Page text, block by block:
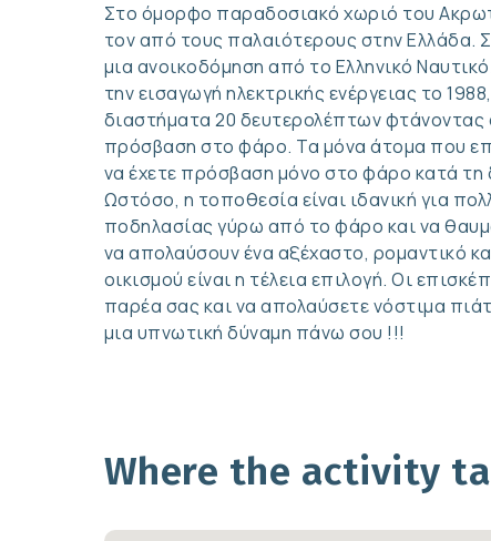
Στο όμορφο παραδοσιακό χωριό του
τον από τους παλαιότερους στην Ελλάδα.
μια ανοικοδόμηση από το Ελληνικό
την εισαγωγή ηλεκτρικής ενέργειας το
διαστήματα 20 δευτερολέπτων φτάνοντας
πρόσβαση στο φάρο. Τα μόνα άτομα που
να έχετε πρόσβαση μόνο στο φάρο κατά τη
Ωστόσο, η τοποθεσία είναι ιδανική για
ποδηλασίας γύρω από το φάρο και να
να απολαύσουν ένα αξέχαστο, ρομαντικό
οικισμού είναι η τέλεια επιλογή. Οι
παρέα σας και να απολαύσετε νόστιμα
μια υπνωτική δύναμη πάνω σου !!!
Where the activity